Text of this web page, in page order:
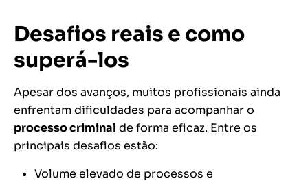
Desafios reais e como
superá-los
Apesar dos avanços, muitos profissionais ainda
enfrentam dificuldades para acompanhar o
processo criminal de forma eficaz. Entre os
principais desafios estão:
Volume elevado de processos e